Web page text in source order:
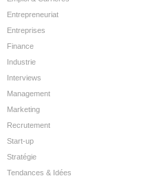
Entrepreneuriat
Entreprises
Finance
Industrie
Interviews
Management
Marketing
Recrutement
Start-up
Stratégie
Tendances & Idées